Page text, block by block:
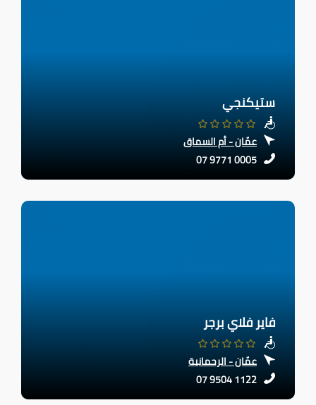
ستيكنجي
عمّان - أم السماق
07 9771 0005
فاير فلاي برجر
عمّان - الرحمانية
07 9504 1122